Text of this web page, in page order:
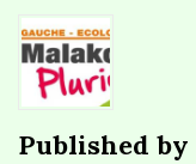
Published by